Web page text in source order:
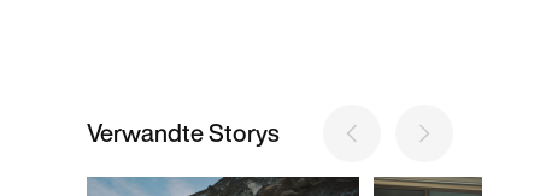
Verwandte Storys